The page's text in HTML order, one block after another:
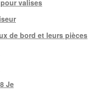
valises
de bord et leurs pièces
Je